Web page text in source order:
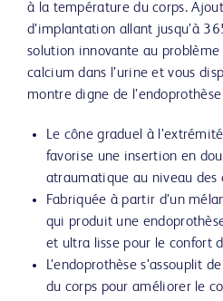
à la température du corps.
d’implantation allant jusqu’à
solution innovante au problème
calcium dans l’urine et vous
montre digne de
Le cône graduel à
favorise une insertion en
atraumatique au niveau des
Fabriquée à partir d’un
qui produit une
et ultra lisse pour le confort
L’endoprothèse s’assouplit
du corps pour améliorer le